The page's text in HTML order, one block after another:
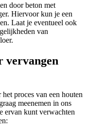
door beton met
Hiervoor kun je een
Laat je eventueel ook
van
vervangen
proces van een houten
meenemen in ons
ervan kunt verwachten